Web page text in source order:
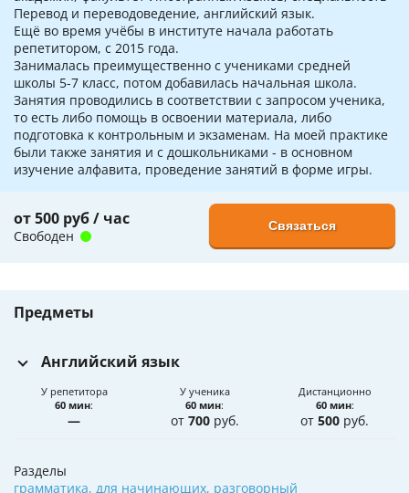
Перевод и переводоведение, английский язык.
Ещё во время учёбы в институте начала работать
репетитором, с 2015 года.
Занималась преимущественно с учениками средней
школы 5-7 класс, потом добавилась начальная школа.
Занятия проводились в соответствии с запросом ученика,
то есть либо помощь в освоении материала, либо
подготовка к контрольным и экзаменам. На моей практике
были также занятия и с дошкольниками - в основном
изучение алфавита, проведение занятий в форме игры.
от 500 руб / час
Свободен
Связаться
Предметы
Английский язык
У репетитора
60 мин:
—
У ученика
60 мин:
от 700руб.
Дистанционно
60 мин:
от500 руб.
Разделы
грамматика, для начинающих, разговорный